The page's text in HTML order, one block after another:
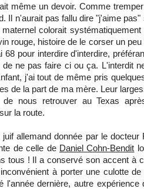
même un devoir. Comme
Il n'aurait pas fallu dire "j'aime
maternel colorait
rouge, histoire de le corser un
68 pour interdire d'interdire,
de ne pas faire ci ou ça. L'interdit
j'ai tout de même pris
de la part de ma mère. Leur
de nous retrouver au Texas
la route.
juif allemand donnée par le
de celle de Daniel Cohn-Bendit
tous ! Il a conservé son accent à
à porter une culotte
l'année dernière, autre